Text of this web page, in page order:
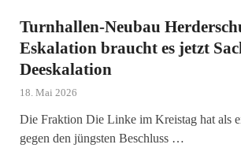
Turnhallen-Neubau
Eskalation braucht es jetzt
Deeskalation
18. Mai 2026
Die Fraktion Die Linke im Kreistag hat als
gegen den jüngsten Beschluss …